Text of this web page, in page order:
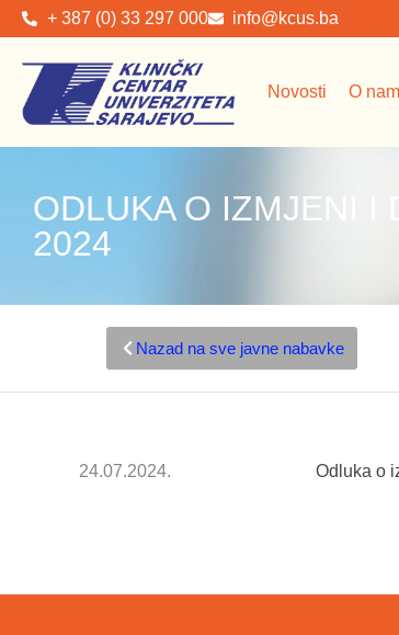
+ 387 (0) 33 297 000 info@kcus.ba
Novosti O
ODLUKA O IZMJENI I
2024
Nazad na sve javne nabavke
24.07.2024. Odluka o